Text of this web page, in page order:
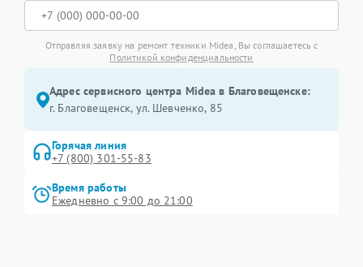
Отправляя заявку на ремонт техники Midea, Вы соглашаетесь с
Политикой конфиденциальности
Адрес сервисного центра Midea в Благовещенске:
г. Благовещенск, ул. Шевченко, 85
Горячая линия
+7 (800) 301-55-83
Время работы
Ежедневно с 9:00 до 21:00